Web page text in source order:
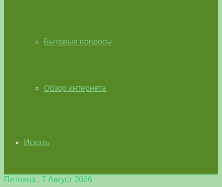
Бытовые вопросы
Обзор интернета
Искать
Пятница , 7 Август 2026